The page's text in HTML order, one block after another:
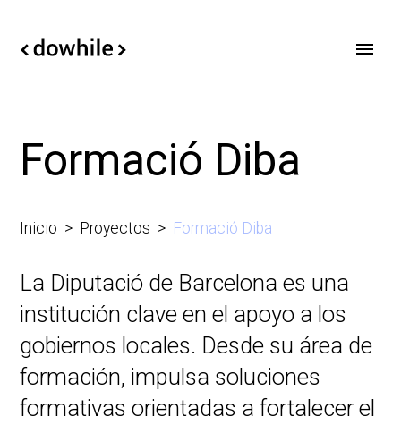
Formació Diba
Inicio Proyectos Formació Diba
La Diputació de Barcelona es una
institución clave en el apoyo a los
gobiernos locales. Desde su área de
formación, impulsa soluciones
formativas orientadas a fortalecer el